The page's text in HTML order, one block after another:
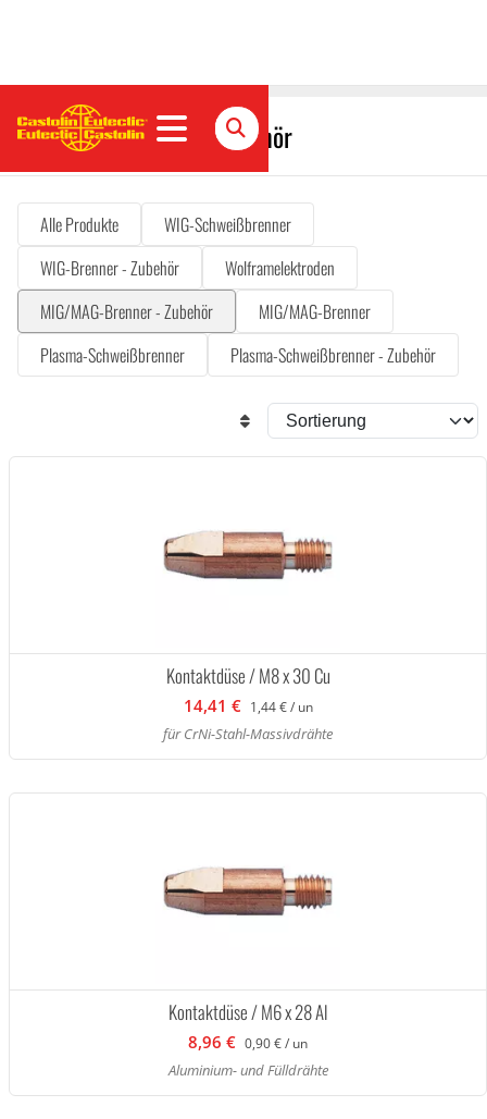
MIG/MAG-Brenner - Zubehör
Alle Produkte
WIG-Schweißbrenner
WIG-Brenner - Zubehör
Wolframelektroden
MIG/MAG-Brenner - Zubehör
MIG/MAG-Brenner
Plasma-Schweißbrenner
Plasma-Schweißbrenner - Zubehör
Kontaktdüse / M8 x 30 Cu
14,41 € 1,44 € / un
für CrNi-Stahl-Massivdrähte
Kontaktdüse / M6 x 28 Al
8,96 € 0,90 € / un
Aluminium- und Fülldrähte